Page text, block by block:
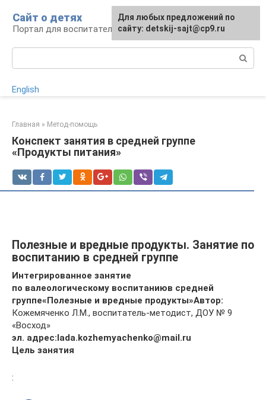
контенту
Сайт о детях
Портал для воспитателей и родителей
English
Главная » Метод-помощь
Конспект занятия в средней группе
«Продукты питания»
Полезные и вредные продукты. Занятие по
воспитанию в средней группе
Интегрированное занятие
по валеологическому воспитаниюв средней
группе«Полезные и вредные продукты»Автор:
Кожемяченко Л.М., воспитатель-методист, ДОУ № 9
«Восход»
эл. адрес:lada.kozhemyachenko@mail.ru
Цель занятия
:
Для любых предложений по
сайту: detskij-sajt@cp9.ru